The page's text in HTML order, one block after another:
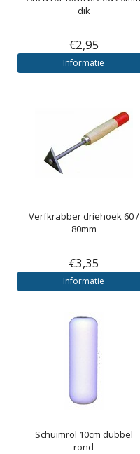
dik
€2,95
Informatie
Verfkrabber driehoek 60 /
80mm
€3,35
Informatie
Schuimrol 10cm dubbel
rond